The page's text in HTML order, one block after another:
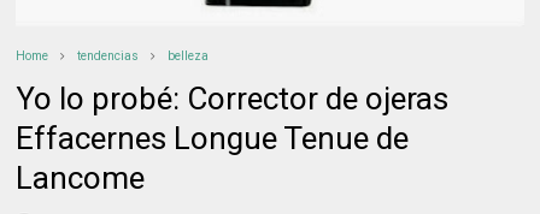
Home tendencias belleza
Yo lo probé: Corrector de ojeras
Effacernes Longue Tenue de
Lancome